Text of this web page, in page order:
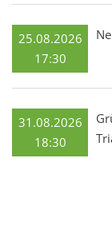
25.08.2026
17:30
31.08.2026
18:30